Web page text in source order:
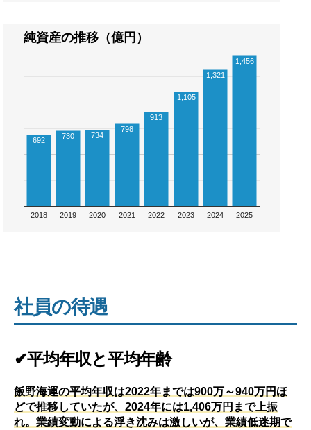
純資産の推移（億円）
2018 2019 2020 2021 2022 2023 2024 2025
692 730 734
798
913
1,105
1,321
1,456
社員の待遇
✔平均年収と平均年齢
飯野海運の平均年収は2022年までは900万～940万円ほ
どで推移していたが、2024年には1,406万円まで上振
れ。業績変動による浮き沈みは激しいが、業績低迷期で